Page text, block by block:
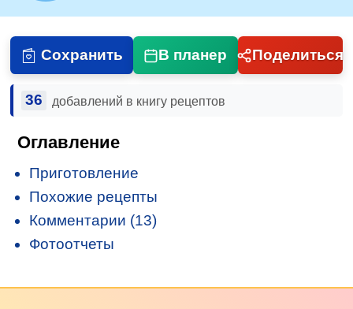
Сохранить В планер Поделиться
36 добавлений в книгу рецептов
Оглавление
Приготовление
Похожие рецепты
Комментарии (13)
Фотоотчеты